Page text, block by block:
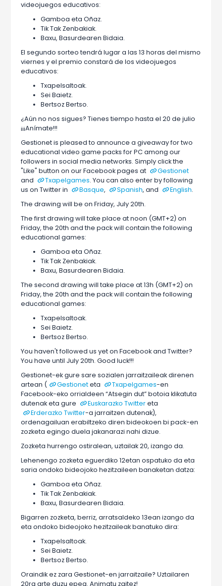
videojuegos educativos:
Gamboa eta Oñaz.
Tik Tak Zenbakiak.
Baxu, Basurdearen Bidaia.
El segundo sorteo tendrá lugar a las 13 horas del mismo
viernes y el premio constará de los videojuegos
educativos:
Txapelsaltoak.
Sei Baietz.
Bertsoz Bertso.
¿Aún no nos sigues? Tienes tiempo hasta el 20 de julio
¡¡¡Anímate!!!
Gestionet is pleased to announce a giveaway for two
educational video game packs for PC among our
followers in social media networks. Simply click the
"Like" button on our Facebook pages at
Gestionet
and
Txapelgames. You can also enter by following
us on Twitter in
Basque, Spanish, and English.
The drawing will be on Friday, July 20th.
The first drawing will take place at noon (GMT+2) on
Friday, the 20th and the pack will contain the following
educational games:
Gamboa eta Oñaz.
Tik Tak Zenbakiak.
Baxu, Basurdearen Bidaia.
The second drawing will take place at 13h (GMT+2) on
Friday, the 20th and the pack will contain the following
educational games:
Txapelsaltoak.
Sei Baietz.
Bertsoz Bertso.
You haven't followed us yet on Facebook and Twitter?
You have until July 20th. Good luck!!!
Gestionet-ek gure sare sozialen jarraitzaileak direnen
artean (
Gestioneteta Txapelgames-en
Facebook-eko orrialdeen “Atsegin dut” botoia klikatuta
dutenak eta gure
Euskarazko Twittereta
Erderazko Twitter-a jarraitzen dutenak),
ordenagailuan erabiltzeko diren bideokoen bi pack-en
zozketa egingo duela jakanarazi nahi dizue.
Zozketa hurrengo ostiralean, uztailak 20, izango da.
Lehenengo zozketa eguerdiko 12etan ospatuko da eta
saria ondoko bideojoko hezitzaileen banaketan datza:
Gamboa eta Oñaz.
Tik Tak Zenbakiak.
Baxu, Basurdearen Bidaia.
Bigarren zozketa, berriz, arratsaldeko 13ean izango da
eta ondoko bideojoko hezitzaileak banatuko dira:
Txapelsaltoak.
Sei Baietz.
Bertsoz Bertso.
Oraindik ez zara Gestionet-en jarraitzaile? Uztailaren
20ra arte duzu epea. Animatu zaitez!